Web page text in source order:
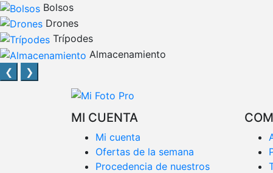
Bolsos
Drones
Trípodes
Almacenamiento
❮
❯
MI CUENTA
Mi cuenta
Ofertas de la semana
Procedencia de nuestros